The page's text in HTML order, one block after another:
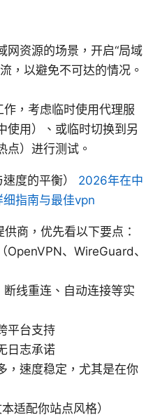
网资源的场景，开启“局域
，以避免不可达的情况。
，考虑临时使用代理服
使用）、或临时切换到另
点）进行测试。
度的平衡） 2026年在中
细指南与最佳vpn
商，优先看以下要点：
OpenVPN、WireGuard、
线重连、自动连接等实
平台支持
日志承诺
，速度稳定，尤其是在你
适配你站点风格）